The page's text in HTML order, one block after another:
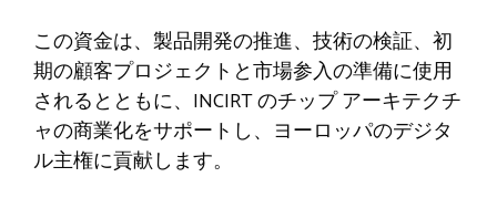
この資金は、製品開発の推進、技術の検証、初
期の顧客プロジェクトと市場参入の準備に使用
されるとともに、INCIRT のチップ アーキテクチ
ャの商業化をサポートし、ヨーロッパのデジタ
ル主権に貢献します。